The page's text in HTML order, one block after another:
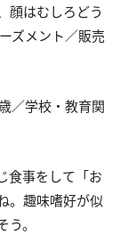
顔はむしろどう
ズメント／販売
／学校・教育関
食事をして「お
。趣味嗜好が似
。